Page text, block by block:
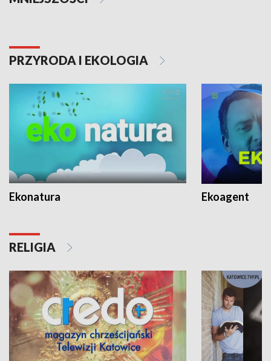
PRZYRODA I EKOLOGIA
Ekonatura Ekoagent
RELIGIA